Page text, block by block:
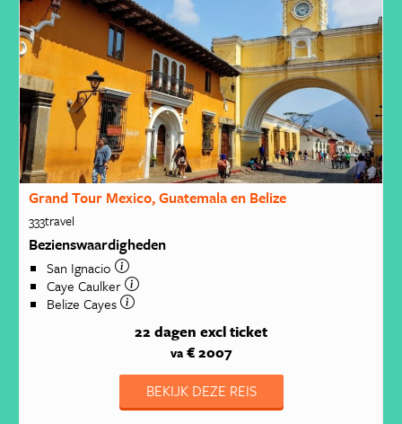
Grand Tour Mexico, Guatemala en Belize
333travel
Bezienswaardigheden
San Ignacio
Caye Caulker
Belize Cayes
22 dagen excl ticket
va€ 2007
BEKIJK DEZE REIS